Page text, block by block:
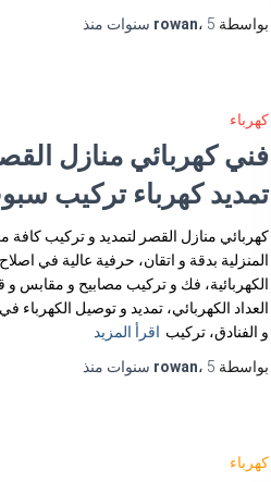
بواسطة
rowan، 5 سنوات منذ
كهرباء
تمديد كهرباء تركيب
كهربائي منازل القصر لتمديد و تركيب كافة
المنزلية بدقة و اتقان، حرفية عالية في
الكهربائية، فك و تركيب مصابيح و مقابس و
العداد الكهربائي، تمديد و توصيل
و الفنادق، تركيب اقرأ المزيد
بواسطة
rowan، 5 سنوات منذ
كهرباء